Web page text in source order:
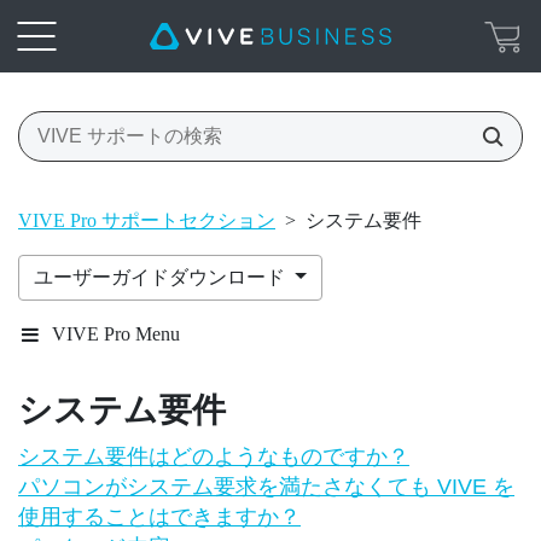
VIVE Pro サポートセクション > システム要件
ユーザーガイドダウンロード
VIVE Pro Menu
システム要件
システム要件はどのようなものですか？
パソコンがシステム要求を満たさなくても VIVE を
使用することはできますか？